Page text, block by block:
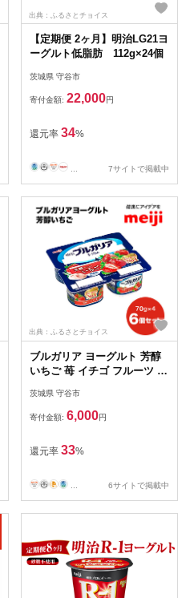
出典：ふるさとチョイス
【定期便 2ヶ月】明治LG21ヨ
ーグルト低脂肪 112g×24個
茨城県 守谷市
寄付金額: 22,000円
還元率 34%
7サイトで掲載中
出典：ふるさとチョイス
ブルガリア ヨーグルト 芳醇
いちご 苺 イチゴ フルーツ 乳
茨城県 守谷市
寄付金額: 6,000円
還元率 33%
6サイトで掲載中